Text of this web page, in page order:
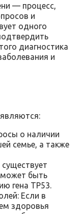
— процесс,
и
одного
диагностика
и
о наличии
семье, а также
существует
может быть
гена TP53.
Если в
здоровья